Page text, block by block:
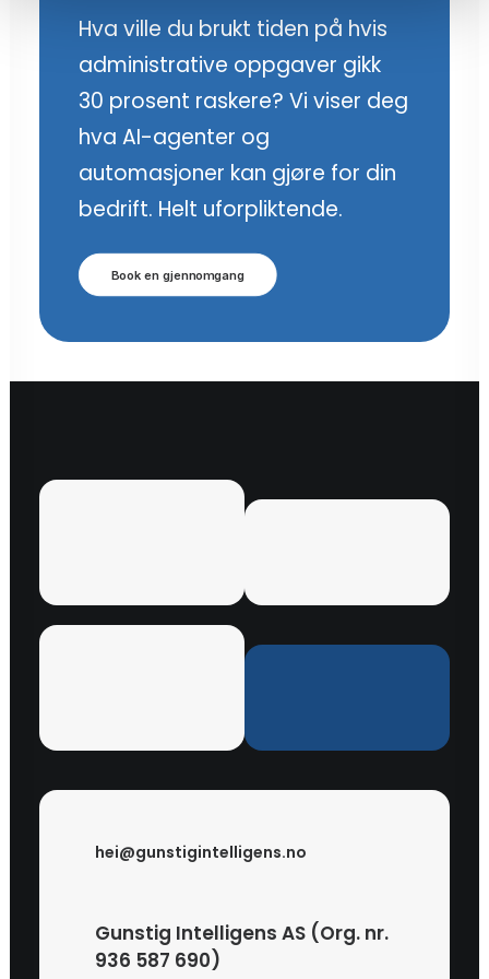
Hva ville du brukt tiden på hvis
administrative oppgaver gikk
30 prosent raskere? Vi viser deg
hva AI-agenter og
automasjoner kan gjøre for din
bedrift. Helt uforpliktende.
Book en gjennomgang
hei@gunstigintelligens.no
Gunstig Intelligens AS (Org. nr.
936 587 690)